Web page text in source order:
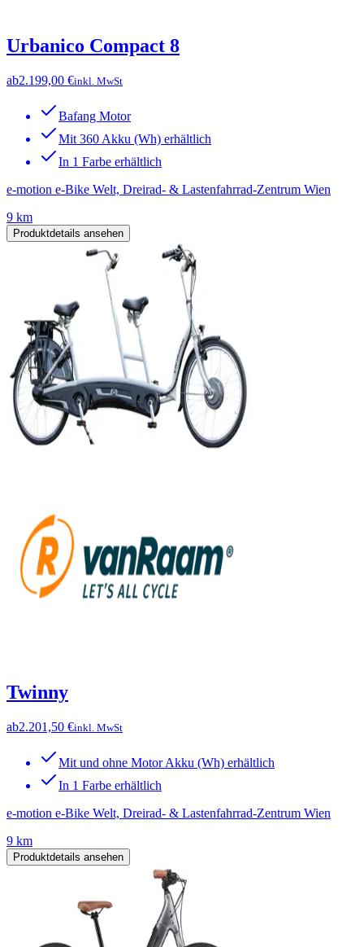
Urbanico Compact 8
ab2.199,00 €inkl. MwSt
Bafang Motor
Mit 360 Akku (Wh) erhältlich
In 1 Farbe erhältlich
e-motion e-Bike Welt, Dreirad- & Lastenfahrrad-Zentrum Wien
9 km
Produktdetails ansehen
Twinny
ab2.201,50 €inkl. MwSt
Mit und ohne Motor Akku (Wh) erhältlich
In 1 Farbe erhältlich
e-motion e-Bike Welt, Dreirad- & Lastenfahrrad-Zentrum Wien
9 km
Produktdetails ansehen